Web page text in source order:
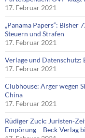
17. Februar 2021
„Panama Papers“:
Steuern und Strafen
17. Februar 2021
Verlage und Datenschutz:
17. Februar 2021
Clubhouse: Ärger wegen
China
17. Februar 2021
Rüdiger Zuck: Juristen-
Empörung – Beck-Verlag